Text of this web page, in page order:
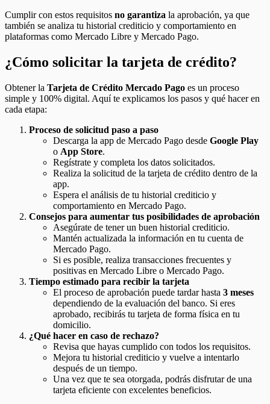
Cumplir con estos requisitos no garantiza la aprobación, ya que
también se analiza tu historial crediticio y comportamiento en
plataformas como Mercado Libre y Mercado Pago.
¿Cómo solicitar la tarjeta de crédito?
Obtener la Tarjeta de Crédito Mercado Pago es un proceso
simple y 100% digital. Aquí te explicamos los pasos y qué hacer en
cada etapa:
Proceso de solicitud paso a paso
Descarga la app de Mercado Pago desde Google Play
o App Store.
Regístrate y completa los datos solicitados.
Realiza la solicitud de la tarjeta de crédito dentro de la
app.
Espera el análisis de tu historial crediticio y
comportamiento en Mercado Pago.
Consejos para aumentar tus posibilidades de aprobación
Asegúrate de tener un buen historial crediticio.
Mantén actualizada la información en tu cuenta de
Mercado Pago.
Si es posible, realiza transacciones frecuentes y
positivas en Mercado Libre o Mercado Pago.
Tiempo estimado para recibir la tarjeta
El proceso de aprobación puede tardar hasta 3 meses
dependiendo de la evaluación del banco. Si eres
aprobado, recibirás tu tarjeta de forma física en tu
domicilio.
¿Qué hacer en caso de rechazo?
Revisa que hayas cumplido con todos los requisitos.
Mejora tu historial crediticio y vuelve a intentarlo
después de un tiempo.
Una vez que te sea otorgada, podrás disfrutar de una
tarjeta eficiente con excelentes beneficios.